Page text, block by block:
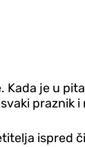
je u
praznik
ispred